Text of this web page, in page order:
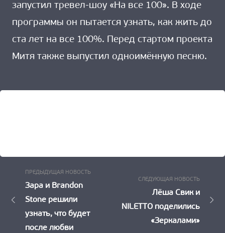
запустил тревел-шоу «На все 100». В ходе
программы он пытается узнать, как жить до
ста лет на все 100%. Перед стартом проекта
Митя также выпустил одноимённую песню.
Навигация
записям
ПРЕДЫДУЩАЯ НОВОСТЬПредыдущая
Зара и Brandon
Stone решили
узнать, что будет
после любви
СЛЕДУЮЩАЯ НОВОСТЬ
Лёша Свик и
NILETTO поделились
«Зеркалами»